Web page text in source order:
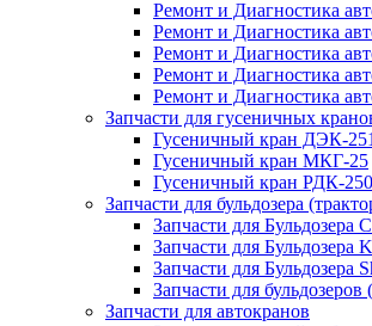
Ремонт и Диагностика
Ремонт и Диагностика
Ремонт и Диагностика
Ремонт и Диагностика
Ремонт и Диагностика
Запчасти для гусеничных
Гусеничный кран ДЭК-251
Гусеничный кран МКГ-25
Гусеничный кран РДК-250
Запчасти для бульдозера
Запчасти для Бульдозера
Запчасти для Бульдозера
Запчасти для Бульдозера
Запчасти для
Запчасти для автокранов